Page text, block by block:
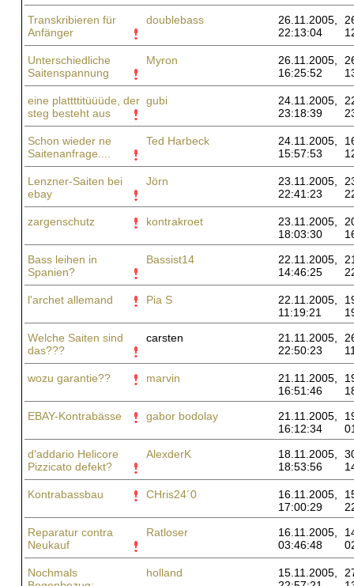
Transkribieren für
Anfänger
doublebass
26.11.2005,
22:13:04
Unterschiedliche
Saitenspannung
Myron
26.11.2005,
16:25:52
eine plattttitüüüde, der
steg besteht aus
gubi
24.11.2005,
23:18:39
Schon wieder ne
Saitenanfrage....
Ted Harbeck
24.11.2005,
15:57:53
Lenzner-Saiten bei
ebay
Jörn
23.11.2005,
22:41:23
zargenschutz kontrakroet
23.11.2005,
18:03:30
Bass leihen in
Spanien?
Bassist14
22.11.2005,
14:46:25
l'archet allemand Pia S
22.11.2005,
11:19:21
Welche Saiten sind
das???
carsten
21.11.2005,
22:50:23
wozu garantie?? marvin
21.11.2005,
16:51:46
EBAY-Kontrabässe
gabor bodolay
21.11.2005,
16:12:34
d'addario Helicore
Pizzicato defekt?
AlexderK
18.11.2005,
18:53:56
Kontrabassbau CHris24´0
16.11.2005,
17:00:29
Reparatur contra
Neukauf
Ratloser
16.11.2005,
03:46:48
Nochmals
holland
15.11.2005,